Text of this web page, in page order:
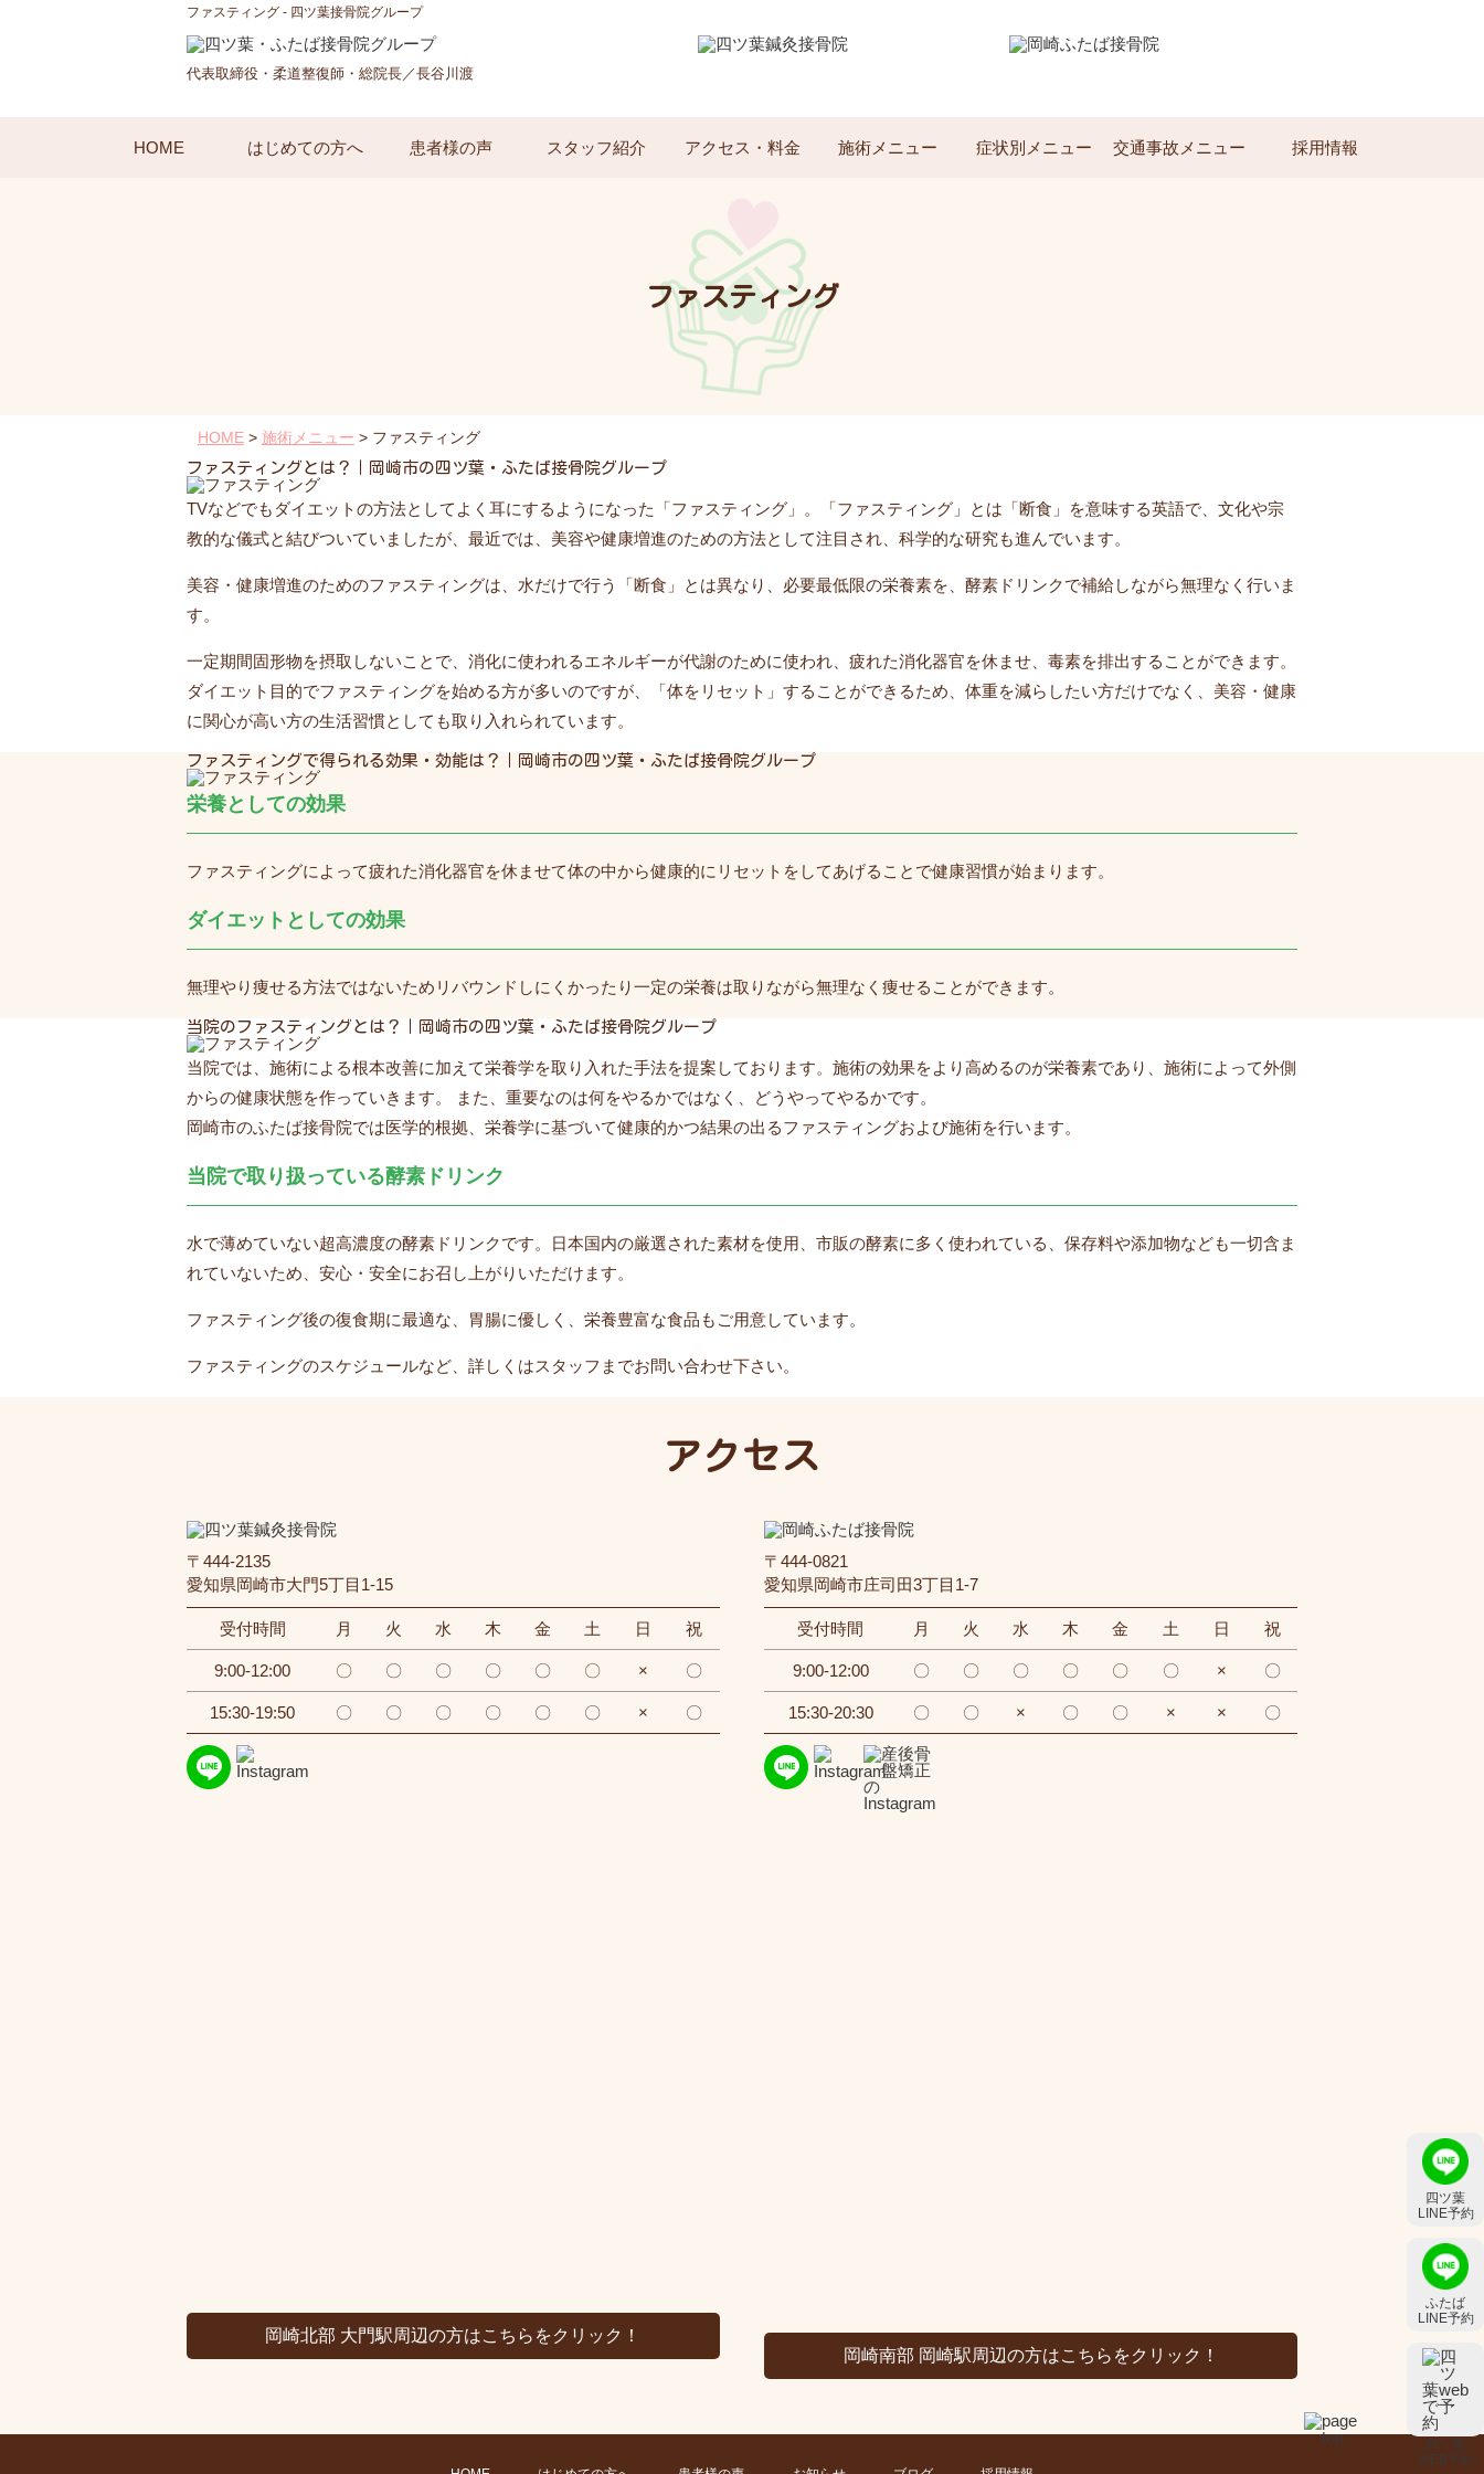
ファスティング - 四ツ葉接骨院グループ
代表取締役・柔道整復師・総院長／長谷川渡
HOME はじめての方へ 患者様の声 スタッフ紹介 アクセス・料金 施術メニュー 症状別メニュー 交通事故メニュー 採用情報
ファスティング
HOME> 施術メニュー > ファスティング
ファスティングとは？｜岡崎市の四ツ葉・ふたば接骨院グループ
TVなどでもダイエットの方法としてよく耳にするようになった「ファスティング」。「ファスティング」とは「断食」を意味する英語で、文化や宗
教的な儀式と結びついていましたが、最近では、美容や健康増進のための方法として注目され、科学的な研究も進んでいます。
美容・健康増進のためのファスティングは、水だけで行う「断食」とは異なり、必要最低限の栄養素を、酵素ドリンクで補給しながら無理なく行いま
す。
一定期間固形物を摂取しないことで、消化に使われるエネルギーが代謝のために使われ、疲れた消化器官を休ませ、毒素を排出することができます。
ダイエット目的でファスティングを始める方が多いのですが、「体をリセット」することができるため、体重を減らしたい方だけでなく、美容・健康
に関心が高い方の生活習慣としても取り入れられています。
ファスティングで得られる効果・効能は？｜岡崎市の四ツ葉・ふたば接骨院グループ
栄養としての効果
ファスティングによって疲れた消化器官を休ませて体の中から健康的にリセットをしてあげることで健康習慣が始まります。
ダイエットとしての効果
無理やり痩せる方法ではないためリバウンドしにくかったり一定の栄養は取りながら無理なく痩せることができます。
当院のファスティングとは？｜岡崎市の四ツ葉・ふたば接骨院グループ
当院では、施術による根本改善に加えて栄養学を取り入れた手法を提案しております。施術の効果をより高めるのが栄養素であり、施術によって外側
からの健康状態を作っていきます。 また、重要なのは何をやるかではなく、どうやってやるかです。
岡崎市のふたば接骨院では医学的根拠、栄養学に基づいて健康的かつ結果の出るファスティングおよび施術を行います。
当院で取り扱っている酵素ドリンク
水で薄めていない超高濃度の酵素ドリンクです。日本国内の厳選された素材を使用、市販の酵素に多く使われている、保存料や添加物なども一切含ま
れていないため、安心・安全にお召し上がりいただけます。
ファスティング後の復食期に最適な、胃腸に優しく、栄養豊富な食品もご用意しています。
ファスティングのスケジュールなど、詳しくはスタッフまでお問い合わせ下さい。
アクセス
〒444-2135
愛知県岡崎市大門5丁目1-15
受付時間 月 火 水 木 金 土 日 祝
9:00-12:00 〇 〇 〇 〇 〇 〇 × 〇
15:30-19:50 〇 〇 〇 〇 〇 〇 × 〇
岡崎北部 大門駅周辺の方はこちらをクリック！
〒444-0821
愛知県岡崎市庄司田3丁目1-7
受付時間 月 火 水 木 金 土 日 祝
9:00-12:00 〇 〇 〇 〇 〇 〇 × 〇
15:30-20:30 〇 〇 × 〇 〇 × × 〇
岡崎南部 岡崎駅周辺の方はこちらをクリック！
四ツ葉
LINE予約
ふたば
LINE予約
四ツ葉
WEB予約